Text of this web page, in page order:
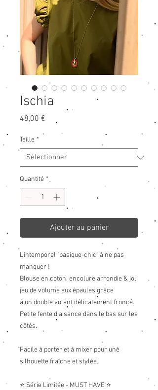
Ischia
48,00 €
Taille *
Quantité *
Ajouter au panier
L'intemporel "basique-chic" à ne pas
manquer !
Blouse en coton, encolure arrondie & joli
jeu de volume aux épaules grâce
à un double volant délicatement froncé.
Petite fente d'aisance dans le bas sur les
côtés.
Facile à porter et à mixer pour une
silhouette fraîche et stylée.
⭐ Série Limitée - MUST HAVE ⭐